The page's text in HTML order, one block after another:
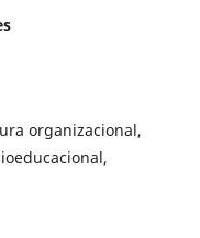
organizacional,